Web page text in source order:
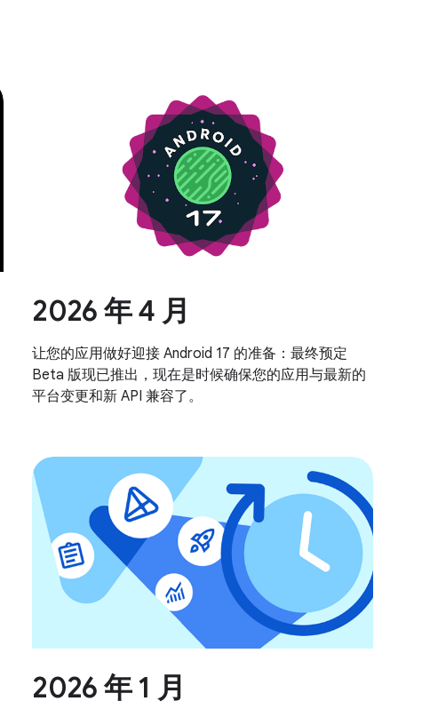
2026 年 4 月
让您的应用做好迎接 Android 17 的准备：最终预定
Beta 版现已推出，现在是时候确保您的应用与最新的
平台变更和新 API 兼容了。
2026 年 1 月